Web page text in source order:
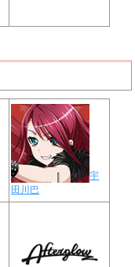
宇
田川巴